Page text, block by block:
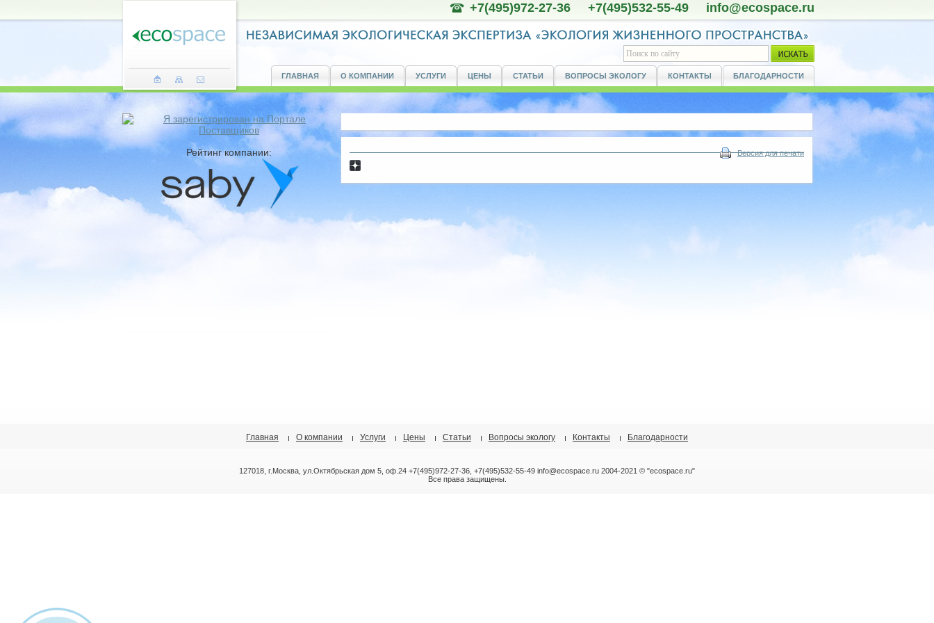
+7(495)972-27-36 +7(495)532-55-49 info@ecospace.ru
ГЛАВНАЯ О КОМПАНИИ УСЛУГИ ЦЕНЫ СТАТЬИ ВОПРОСЫ ЭКОЛОГУ КОНТАКТЫ БЛАГОДАРНОСТИ
Версия для печати
Рейтинг компании:
Главная О компании Услуги Цены Статьи Вопросы экологу Контакты Благодарности
127018, г.Москва, ул.Октябрьская дом 5, оф.24 +7(495)972-27-36, +7(495)532-55-49 info@ecospace.ru 2004-2021 © "ecospace.ru"
Все права защищены.